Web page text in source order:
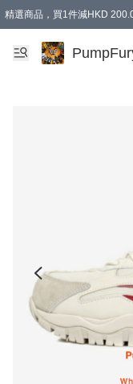
精選商品，買1件減HKD
AAPE商品,會員專享9折或
精選商品，任選買2件或以上
購物滿 HKD 800.00即享免運